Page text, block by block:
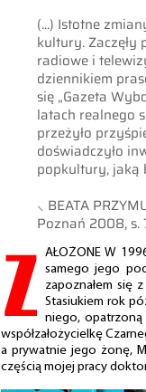
(...) Istotne
kultury.
radiowe i
dziennikiem
się „Gazeta
latach realnego
przeżyło
doświadczyło
popkultury, jaką
⸜ BEATA
Poznań 2008, s.
Z AŁOŻONE W
samego jego
zapoznałem się
Stasiukiem rok
niego, opatrzoną
współzałożycielkę
a prywatnie jego żonę,
częścią mojej pracy